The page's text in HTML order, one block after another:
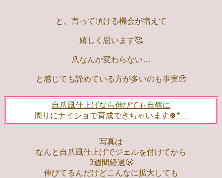
と、言って頂ける機会が増えて
嬉しく思います🥰
爪なんか変わらない…
と感じても諦めている方が多いのも事実🥹
自爪風仕上げなら伸びても自然に
周りにナイショで育成できちゃいます🍀*゜
写真は
なんと自爪風仕上げでジェルを付けてから
3週間経過🫢
伸びてるんだけどこんなに拡大しても